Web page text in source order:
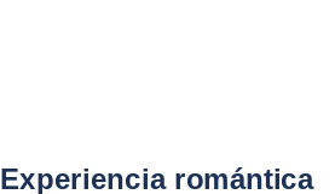
Experiencia romántica